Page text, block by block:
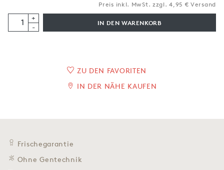
Preis inkl. MwSt. zzgl. 4,95 € Versand
+
-
IN DEN WARENKORB
ZU DEN FAVORITEN
IN DER NÄHE KAUFEN
Frischegarantie
Ohne Gentechnik